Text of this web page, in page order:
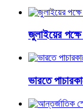
জুলাইয়ের
ভারতে